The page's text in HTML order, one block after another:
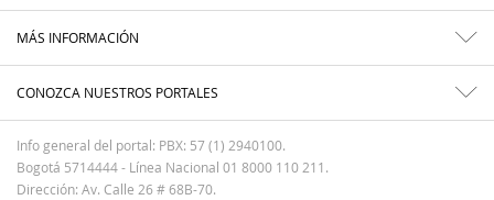
MÁS INFORMACIÓN
CONOZCA NUESTROS PORTALES
Info general del portal: PBX: 57 (1) 2940100.
Bogotá 5714444 - Línea Nacional 01 8000 110 211.
Dirección: Av. Calle 26 # 68B-70.